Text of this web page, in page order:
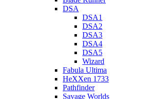
DSA
DSA1
DSA2
DSA3
DSA4
DSA5
Wizard
Fabula Ultima
HeXXen 1733
Pathfinder
Savage Worlds